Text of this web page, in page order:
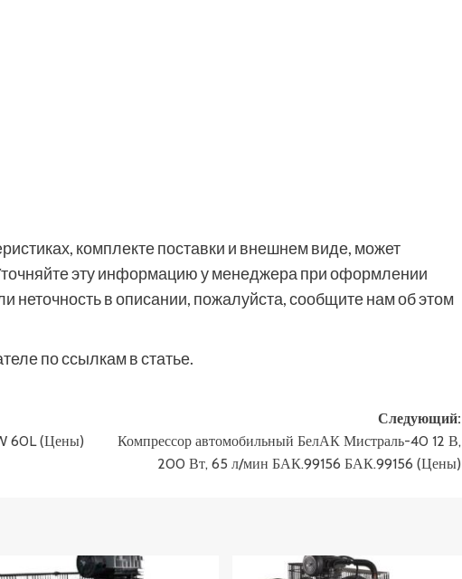
комплекте поставки и внешнем виде, может
эту информацию у менеджера при оформлении
неточность в описании, пожалуйста, сообщите нам об этом
по ссылкам в статье.
60L (Цены)
Следующий:
Компрессор автомобильный БелАК Мистраль-40 12 В,
200 Вт, 65 л/мин БАК.99156 БАК.99156 (Цены)